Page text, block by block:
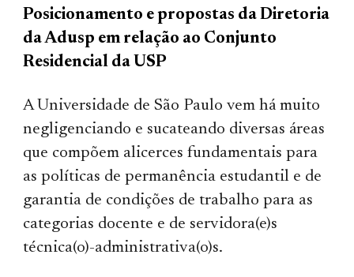
Posicionamento e propostas da Diretoria
da Adusp em relação ao Conjunto
Residencial da USP
A Universidade de São Paulo vem há muito
negligenciando e sucateando diversas áreas
que compõem alicerces fundamentais para
as políticas de permanência estudantil e de
garantia de condições de trabalho para as
categorias docente e de servidora(e)s
técnica(o)-administrativa(o)s.